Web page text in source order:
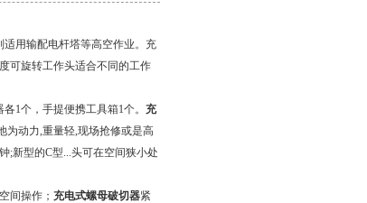
用输配电杆塔等高空作业。充
可旋转工作头适合不同的工作
1个，手提便携工具箱1个。 充
为动力,重量轻,现场抢修或是高
;新型的C型...头可在空间狭小处
间操作； 充电式螺母破切器紧